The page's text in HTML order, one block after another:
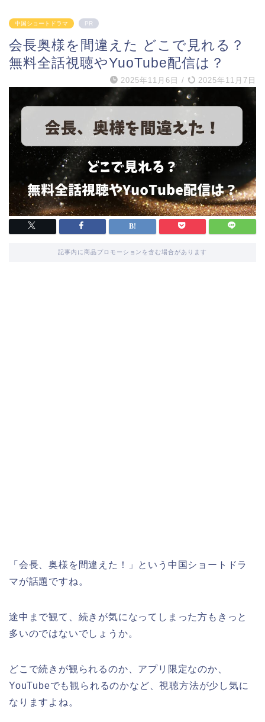
中国ショートドラマ PR
会長奥様を間違えた どこで見れる？
無料全話視聴やYuoTube配信は？
2025年11月6日 / 2025年11月7日
記事内に商品プロモーションを含む場合があります
「会長、奥様を間違えた！」という中国ショートドラ
マが話題ですね。
途中まで観て、続きが気になってしまった方もきっと
多いのではないでしょうか。
どこで続きが観られるのか、アプリ限定なのか、
YouTubeでも観られるのかなど、視聴方法が少し気に
なりますよね。